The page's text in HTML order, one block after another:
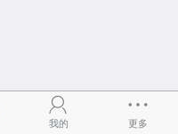
我的 更多